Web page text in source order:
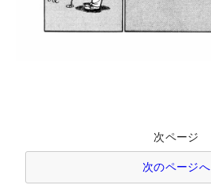
次ページ
次のページへ